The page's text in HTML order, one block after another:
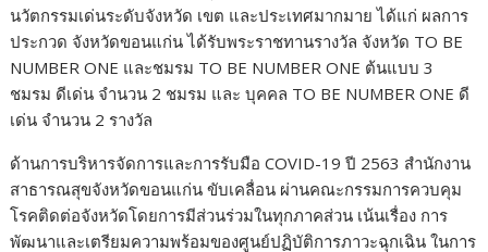
นวัตกรรมเด่นระดับจังหวัด เขต และประเทศมากมาย ได้แก่ ผลการ
ประกวด จังหวัดขอนแก่น ได้รับพระราชทานรางวัล จังหวัด TO BE
NUMBER ONE และชมรม TO BE NUMBER ONE ต้นแบบ 3
ชมรม ดีเด่น จำนวน 2 ชมรม และ บุคคล TO BE NUMBER ONE ดี
เด่น จำนวน 2 รางวัล
ด้านการบริหารจัดการและการรับมือ COVID-19 ปี 2563 สำนักงาน
สาธารณสุขจังหวัดขอนแก่น ขับเคลื่อน ผ่านคณะกรรมการควบคุม
โรคติดต่อจังหวัดโดยการมีส่วนร่วมในทุกภาคส่วน เน้นเรื่อง การ
พัฒนาและเตรียมความพร้อมของศูนย์ปฏิบัติการภาวะฉุกเฉิน ในการ